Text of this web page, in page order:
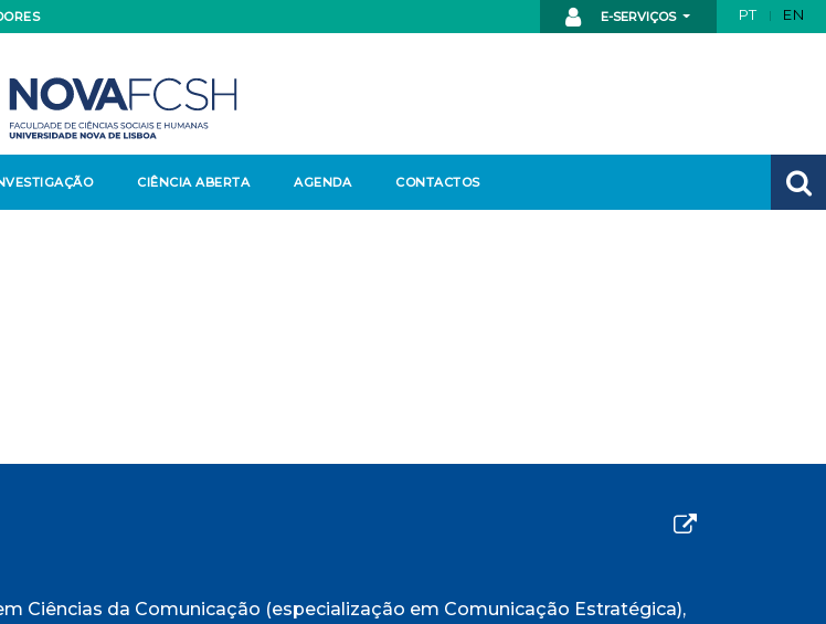
E-SERVIÇOS PT EN
CIÊNCIA ABERTA AGENDA CONTACTOS
Ciências da Comunicação (especialização em Comunicação Estratégica),